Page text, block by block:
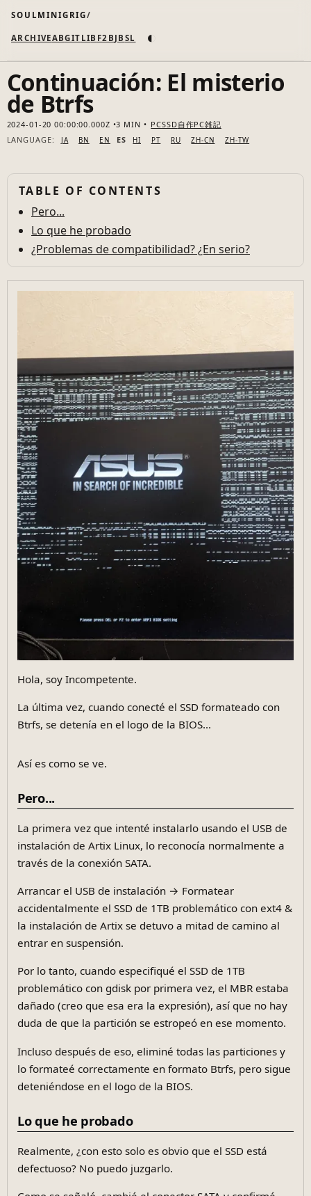
SOULMINIGRIG
ARCHIVEABGIT LIB F2B JB SL ◐
Continuación: El misterio
de Btrfs
2024-01-20 00:00:00.000Z 3 MIN PC SSD 自作PC
LANGUAGE:
JA BN EN ES HI PT RU ZH-CN ZH-TW
TABLE OF CONTENTS
Pero...
Lo que he probado
¿Problemas de compatibilidad? ¿En serio?
Hola, soy Incompetente.
La última vez, cuando conecté el SSD formateado con
Btrfs, se detenía en el logo de la BIOS...
Así es como se ve.
Pero...
La primera vez que intenté instalarlo usando el USB de
instalación de Artix Linux, lo reconocía normalmente a
través de la conexión SATA.
Arrancar el USB de instalación → Formatear
accidentalmente el SSD de 1TB problemático con ext4 &
la instalación de Artix se detuvo a mitad de camino al
entrar en suspensión.
Por lo tanto, cuando especifiqué el SSD de 1TB
problemático con gdisk por primera vez, el MBR estaba
dañado (creo que esa era la expresión), así que no hay
duda de que la partición se estropeó en ese momento.
Incluso después de eso, eliminé todas las particiones y
lo formateé correctamente en formato Btrfs, pero sigue
deteniéndose en el logo de la BIOS.
Lo que he probado
Realmente, ¿con esto solo es obvio que el SSD está
defectuoso? No puedo juzgarlo.